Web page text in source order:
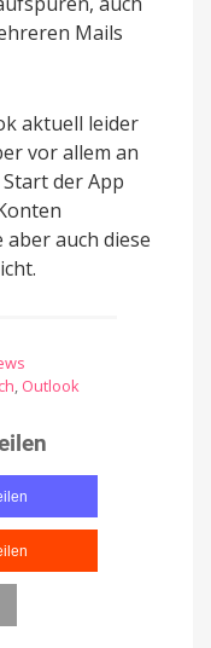
Mails
aktuell leider
vor allem an
der App
auch diese
, Outlook